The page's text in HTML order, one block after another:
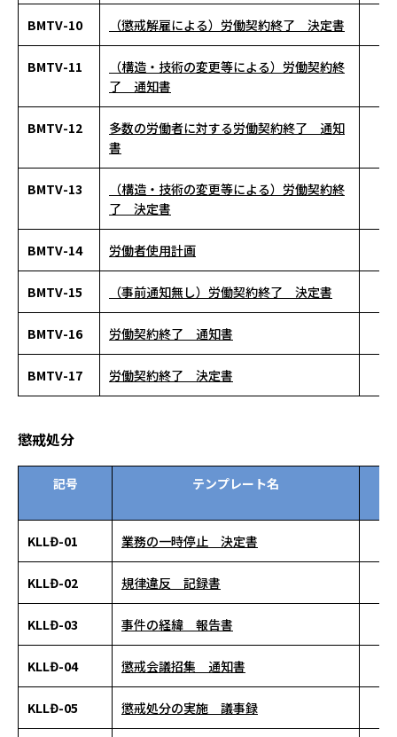
BMTV-10 （懲戒解雇による）労働契約終了 決定書
BMTV-11
（構造・技術の変更等による）労働契約終
了 通知書
BMTV-12
多数の労働者に対する労働契約終了 通知
書
BMTV-13
（構造・技術の変更等による）労働契約終
了 決定書
BMTV-14 労働者使用計画
BMTV-15 （事前通知無し）労働契約終了 決定書
BMTV-16 労働契約終了 通知書
BMTV-17 労働契約終了 決定書
懲戒処分
記号 テンプレート名
KLLĐ-01 業務の一時停止 決定書
KLLĐ-02 規律違反 記録書
KLLĐ-03 事件の経緯 報告書
KLLĐ-04 懲戒会議招集 通知書
KLLĐ-05 懲戒処分の実施 議事録